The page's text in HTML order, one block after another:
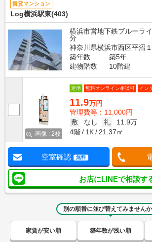
賃貸マンション
Log横浜駅東(403)
横浜市営地下鉄ブルーラ
分
神奈川県横浜市西区平沼
築年数
築5年
建物階数
10階建
画像 : 2枚
定借 無料オンライン相談可 イン
11.9万円
管理費等：11,000円
敷
なし 礼
11.9万
4階
1K 21.37㎡
空室確認 無料
お店にLINEで相談す
別の順番に並び替えてみません
家賃が安い順 築年数が浅い順